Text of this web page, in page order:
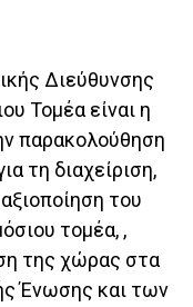
Διεύθυνσης
Τομέα είναι η
παρακολούθηση
τη διαχείριση,
του
τομέα, ,
της χώρας στα
Ένωσης και των